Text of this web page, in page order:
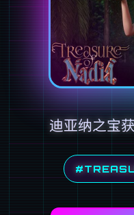
迪亚纳之宝